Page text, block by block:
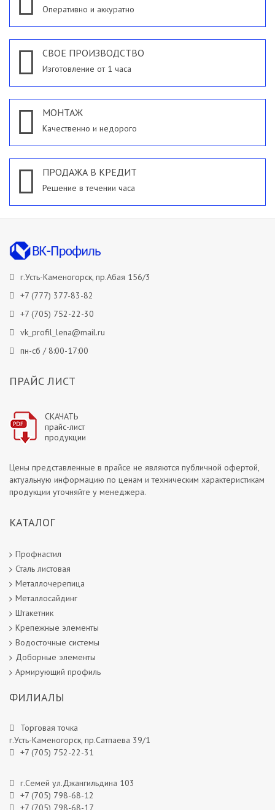
Оперативно и аккуратно
СВОЕ ПРОИЗВОДСТВО
Изготовление от 1 часа
МОНТАЖ
Качественно и недорого
ПРОДАЖА В КРЕДИТ
Решение в течении часа
г.Усть-Каменогорск, пр.Абая 156/3
+7 (777) 377-83-82
+7 (705) 752-22-30
vk_profil_lena@mail.ru
пн-сб / 8:00-17:00
ПРАЙС ЛИСТ
СКАЧАТЬ
прайс-лист
продукции
Цены представленные в прайсе не являются публичной офертой,
актуальную информацию по ценам и техническим характеристикам
продукции уточняйте у менеджера.
КАТАЛОГ
Профнастил
Сталь листовая
Металлочерепица
Металлосайдинг
Штакетник
Крепежные элементы
Водосточные системы
Доборные элементы
Армирующий профиль
ФИЛИАЛЫ
Торговая точка
г.Усть-Каменогорск, пр.Сатпаева 39/1
+7 (705) 752-22-31
г.Семей ул.Джангильдина 103
+7 (705) 798-68-12
+7 (705) 798-68-17